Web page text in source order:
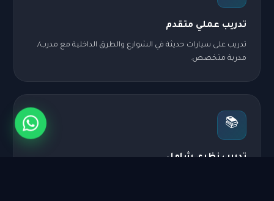
تدريب عملي متقدم
تدريب على سيارات حديثة في الشوارع والطرق الداخلية مع مدرب/
مدربة متخصص.
📚
تدريب نظري شامل